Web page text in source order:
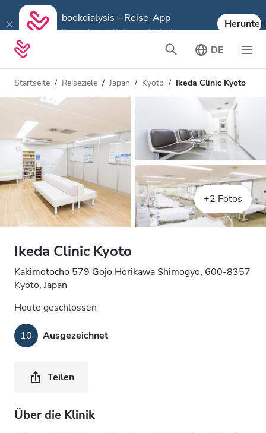
bookdialysis – Reise-App
Buchen Sie Ihre Dialyse in 3 Schritten
DE
Startseite Reiseziele Japan Kyoto Ikeda Clinic Kyoto
+2 Fotos
Ikeda Clinic Kyoto
Kakimotocho 579 Gojo Horikawa Shimogyo, 600-8357
Kyoto, Japan
Heute geschlossen
10 Ausgezeichnet
Teilen
Über die Klinik